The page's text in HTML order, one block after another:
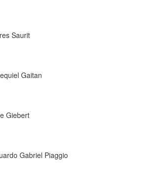
Saurit
Gaitan
Giebert
Gabriel Piaggio